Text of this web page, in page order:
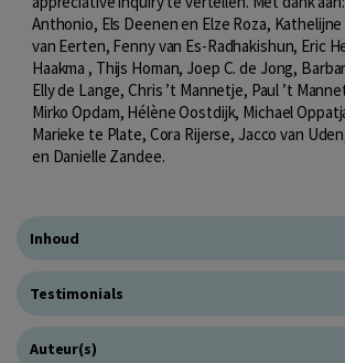
Anthonio, Els Deenen en Elze Roza,
van Eerten, Fenny van Es-Radhakishun, Eric
Haakma , Thijs Homan, Joep C. de Jong,
Elly de Lange, Chris ’t Mannetje, Paul ’t
Mirko Opdam, Hélène Oostdijk, Michael
Marieke te Plate, Cora Rijerse, Jacco van
en Danielle Zandee.
Inhoud
Testimonials
Auteur(s)